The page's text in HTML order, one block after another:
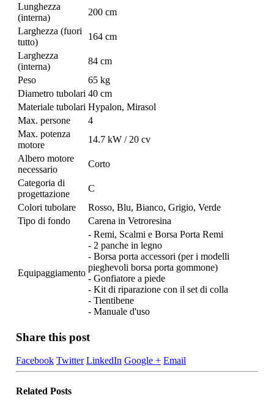
Lunghezza
(interna)
200 cm
Larghezza (fuori
tutto)
164 cm
Larghezza
(interna)
84 cm
Peso
65 kg
Diametro tubolari 40 cm
Materiale tubolari Hypalon, Mirasol
Max. persone
4
Max. potenza
motore
14.7 kW / 20 cv
Albero motore
necessario
Corto
Categoria di
progettazione
C
Colori tubolare
Rosso, Blu, Bianco, Grigio, Verde
Tipo di fondo
Carena in Vetroresina
Equipaggiamento
- Remi, Scalmi e Borsa Porta Remi
- 2 panche in legno
- Borsa porta accessori (per i modelli
pieghevoli borsa porta gommone)
- Gonfiatore a piede
- Kit di riparazione con il set di colla
- Tientibene
- Manuale d'uso
Share this post
Facebook Twitter LinkedIn Google + Email
Related Posts